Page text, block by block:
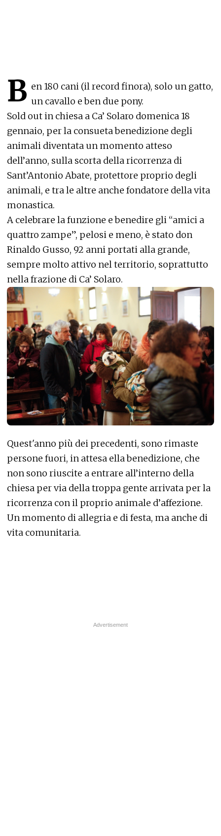
B en 180 cani (il record finora), solo un gatto,
un cavallo e ben due pony.
Sold out in chiesa a Ca’ Solaro domenica 18
gennaio, per la consueta benedizione degli
animali diventata un momento atteso
dell’anno, sulla scorta della ricorrenza di
Sant’Antonio Abate, protettore proprio degli
animali, e tra le altre anche fondatore della vita
monastica.
A celebrare la funzione e benedire gli “amici a
quattro zampe”, pelosi e meno, è stato don
Rinaldo Gusso, 92 anni portati alla grande,
sempre molto attivo nel territorio, soprattutto
nella frazione di Ca’ Solaro.
Quest'anno più dei precedenti, sono rimaste
persone fuori, in attesa ella benedizione, che
non sono riuscite a entrare all’interno della
chiesa per via della troppa gente arrivata per la
ricorrenza con il proprio animale d’affezione.
Un momento di allegria e di festa, ma anche di
vita comunitaria.